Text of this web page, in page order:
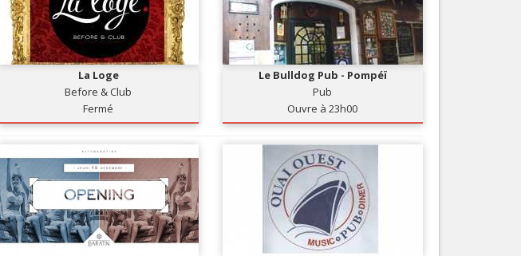
La Loge
Before & Club
Fermé
Le Bulldog Pub - Pompéï
Pub
Ouvre à 23h00